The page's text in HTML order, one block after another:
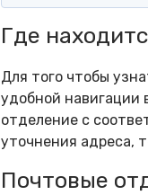
Где
Для того чтобы
удобной навигации
отделение с
уточнения адреса,
Почтовые